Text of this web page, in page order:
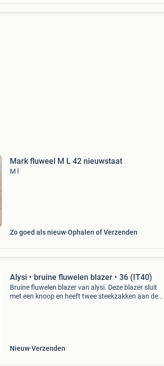
Mark fluweel M L 42 nieuwstaat
M l
Zo goed als nieuw Ophalen of Verzenden
Alysi • bruine fluwelen blazer • 36 (IT40)
Bruine fluwelen blazer van alysi. Deze blazer sluit
met een knoop en heeft twee steekzakken aan de
Nieuw Verzenden